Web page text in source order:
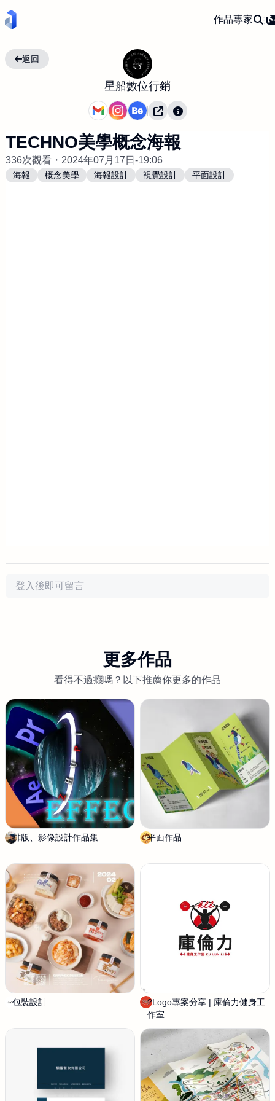
作品專家
返回
星船數位行銷
TECHNO美學概念海報
336次觀看・ 2024年07月17日-19:06
海報 概念美學 海報設計 視覺設計 平面設計
更多作品
看得不過癮嗎？以下推薦你更多的作品
竹
排版、影像設計作品集
阿
拉
平面作品
L
n
包裝設計
佳
揚
設
計
Y
o
?Logo專案分享 | 庫倫力健身工
作室